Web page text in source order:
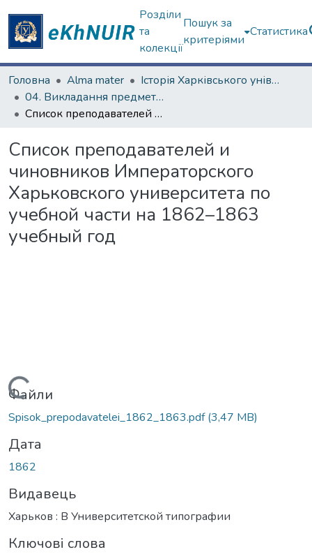
Розділи
та
колекції
Пошук за
критеріями
Статистика
Головна Alma mater
Історія Харківського університету
04. Викладання предметів у Імператорському Харківському університеті
Список преподавателей и чиновников Императорского Харьковского университета по учебной части на 1862–1863 учебный год
Список преподавателей и
чиновников Императорского
Харьковского университета по
учебной части на 1862–1863
учебный год
Вантажиться...
Файли
Spisok_prepodavatelei_1862_1863.pdf(3,47 MB)
Дата
1862
Видавець
Харьков : В Университетской типографии
Ключові слова